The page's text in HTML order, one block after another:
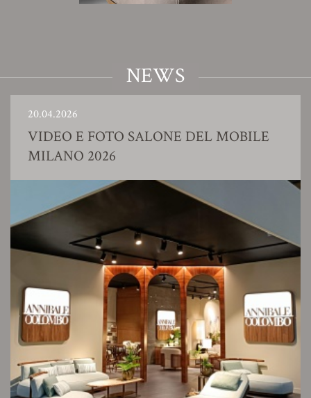
NEWS
20.04.2026
VIDEO E FOTO SALONE DEL MOBILE
MILANO 2026